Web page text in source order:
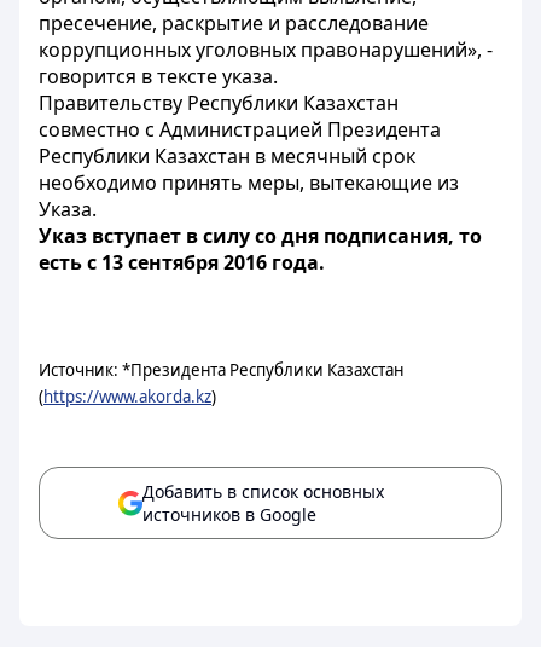
пресечение, раскрытие и расследование
коррупционных уголовных правонарушений», -
говорится в тексте указа.
Правительству Республики Казахстан
совместно с Администрацией Президента
Республики Казахстан в месячный срок
необходимо принять меры, вытекающие из
Указа.
Указ вступает в силу со дня подписания, то
есть с 13 сентября 2016 года.
Источник: *Президента Республики Казахстан
(https://www.akorda.kz)
Добавить в список основных
источников в Google